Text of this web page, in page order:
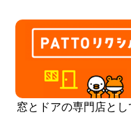
窓とドアの専門店と